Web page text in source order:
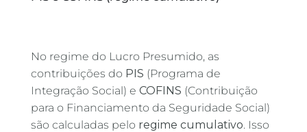
No regime do Lucro Presumido, as
contribuições do PIS (Programa de
Integração Social) e COFINS (Contribuição
para o Financiamento da Seguridade Social)
são calculadas pelo regime cumulativo. Isso